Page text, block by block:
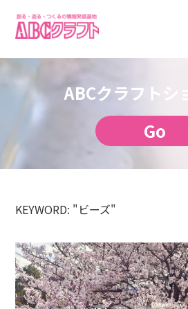
ABCクラフトシ
Go
KEYWORD: "ビーズ"